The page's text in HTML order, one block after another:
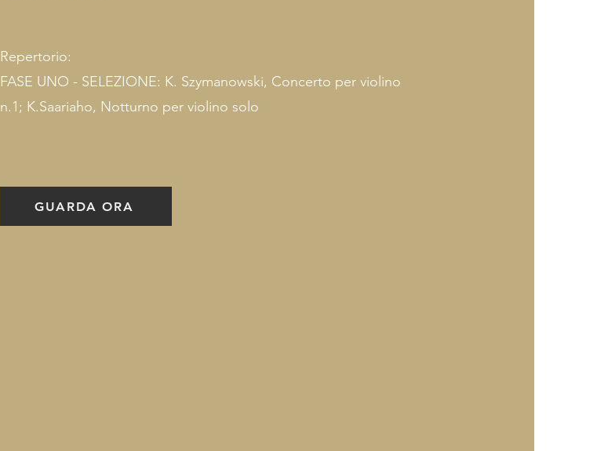
Repertorio:
FASE UNO - SELEZIONE: K. Szymanowski, Concerto per violino
n.1; K.Saariaho, Notturno per violino solo
GUARDA ORA